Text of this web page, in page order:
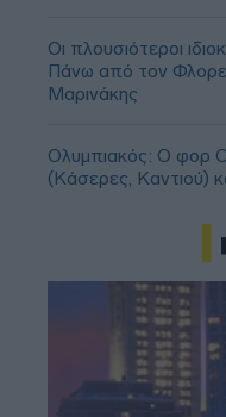
Οι πλουσιότεροι
Πάνω από τον
Μαρινάκης
Ολυμπιακός: Ο φορ
(Κάσερες, Καντιού)